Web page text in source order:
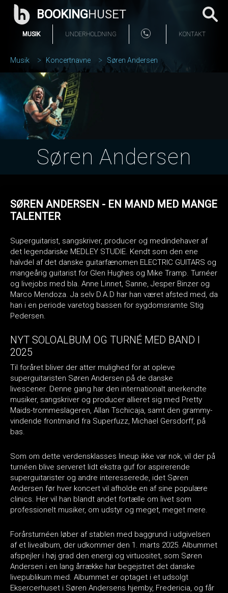
BOOKINGHUSET
MUSIK UNDERHOLDNING KONTAKT
Musik Koncertnavne Søren Andersen
Søren Andersen
SØREN ANDERSEN - EN MAND MED MANGE
TALENTER
Superguitarist, sangskriver, producer og medindehaver af
det legendariske MEDLEY STUDIE. Kendt som den ene
halvdel af det danske guitarfænomen ELECTRIC GUITARS og
mangeårig guitarist for Glen Hughes og Mike Tramp. Turnéer
og livejobs med bla. Anne Linnet, Sanne, Jesper Binzer og
Marco Mendoza. Ja selv D.A.D har han været afsted med, da
han i en periode varetog bassen for sygdomsramte Stig
Pedersen.
NYT SOLOALBUM OG TURNÉ MED BAND I
2025
Til foråret bliver der atter mulighed for at opleve
superguitaristen Søren Andersen på de danske
livescener. Denne gang har den internationalt anerkendte
musiker, sangskriver og producer allieret sig med Pretty
Maids-trommeslageren, Allan Tschicaja, samt den grammy-
vindende frontmand fra Superfuzz, Michael Gersdorff, på
bas.
Som om dette verdensklasses lineup ikke var nok, vil der på
turnéen blive serveret lidt ekstra guf for aspirerende
superguitarister og andre interesserede, idet Søren
Andersen før hver koncert vil afholde en af sine populære
clinics. Her vil han blandt andet fortælle om livet som
professionelt musiker, om udstyr og meget, meget mere.
Forårsturnéen løber af stablen med baggrund i udgivelsen
af et livealbum, der udkommer den 1. marts 2025. Albummet
afspejler i høj grad den energi og virtuositet, som Søren
Andersen i en lang årrække har begejstret det danske
livepublikum med. Albummet er optaget i et udsolgt
Eksercerhuset i Søren Andersens hjemby, Fredericia, og får